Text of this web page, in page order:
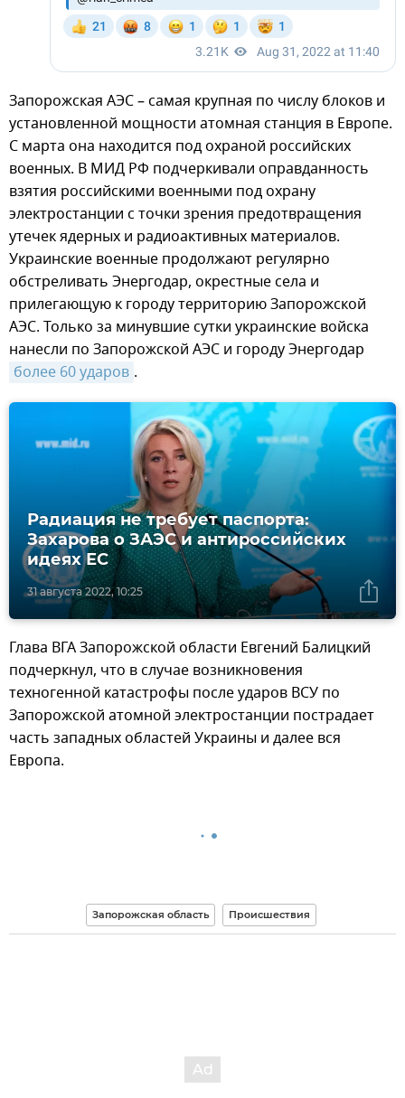
Запорожская АЭС – самая крупная по числу блоков и
установленной мощности атомная станция в Европе.
С марта она находится под охраной российских
военных. В МИД РФ подчеркивали оправданность
взятия российскими военными под охрану
электростанции с точки зрения предотвращения
утечек ядерных и радиоактивных материалов.
Украинские военные продолжают регулярно
обстреливать Энергодар, окрестные села и
прилегающую к городу территорию Запорожской
АЭС. Только за минувшие сутки украинские войска
нанесли по Запорожской АЭС и городу Энергодар
более 60 ударов .
31 августа 2022, 10:25
Радиация не требует паспорта:
Захарова о ЗАЭС и антироссийских
идеях ЕС
Глава ВГА Запорожской области Евгений Балицкий
подчеркнул, что в случае возникновения
техногенной катастрофы после ударов ВСУ по
Запорожской атомной электростанции пострадает
часть западных областей Украины и далее вся
Европа.
Запорожская область Происшествия